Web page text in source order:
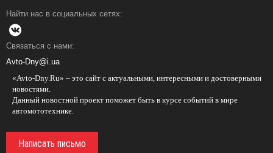
Найти нас в социальных сетях:
Связаться с нами:
Avto-Dny@i.ua
«Avto-Dny.Ru» – это сайт с актуальными, интересными и достоверными
новостями.
Данный новостной проект поможет быть в курсе событий в мире
автомототехнике.
Написать письмо